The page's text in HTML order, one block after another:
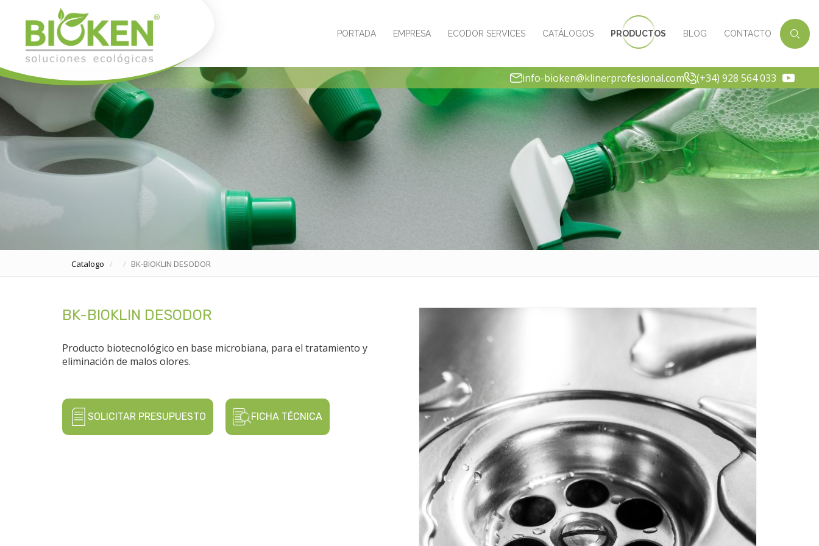
PORTADA EMPRESA ECODOR SERVICES CATÁLOGOS PRODUCTOS BLOG CONTACTO
info-bioken@klinerprofesional.com (+34) 928 564 033
Catalogo BK-BIOKLIN DESODOR
BK-BIOKLIN DESODOR
Producto biotecnológico en base microbiana, para el tratamiento y
eliminación de malos olores.
SOLICITAR PRESUPUESTO FICHA TÉCNICA